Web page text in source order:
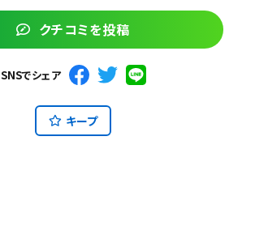
クチコミを投稿
SNSでシェア
キープ